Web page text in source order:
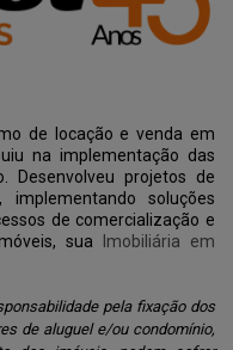
de locação e venda em
na implementação das
Desenvolveu projetos de
implementando soluções
de comercialização e
sua Imobiliária em
pela fixação dos
de aluguel e/ou condomínio,